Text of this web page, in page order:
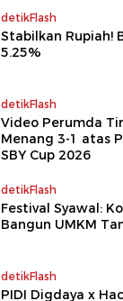
detikFlash
Stabilkan Rupiah!
5.25%
detikFlash
Video Perumda
Menang 3-1 atas
SBY Cup 2026
detikFlash
Festival Syawal:
Bangun UMKM
detikFlash
PIDI Digdaya x